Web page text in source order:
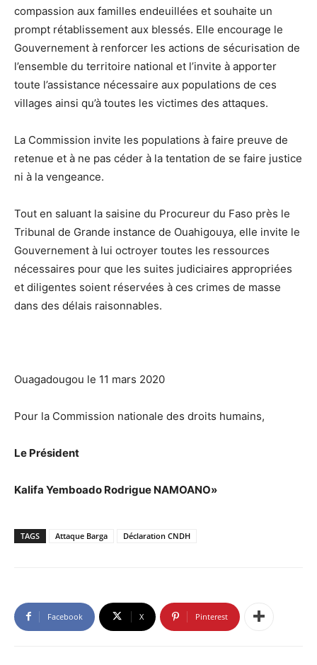
compassion aux familles endeuillées et souhaite un
prompt rétablissement aux blessés. Elle encourage le
Gouvernement à renforcer les actions de sécurisation de
l’ensemble du territoire national et l’invite à apporter
toute l’assistance nécessaire aux populations de ces
villages ainsi qu’à toutes les victimes des attaques.
La Commission invite les populations à faire preuve de
retenue et à ne pas céder à la tentation de se faire justice
ni à la vengeance.
Tout en saluant la saisine du Procureur du Faso près le
Tribunal de Grande instance de Ouahigouya, elle invite le
Gouvernement à lui octroyer toutes les ressources
nécessaires pour que les suites judiciaires appropriées
et diligentes soient réservées à ces crimes de masse
dans des délais raisonnables.
Ouagadougou le 11 mars 2020
Pour la Commission nationale des droits humains,
Le Président
Kalifa Yemboado Rodrigue NAMOANO»
TAGS Attaque Barga Déclaration CNDH
Facebook X Pinterest